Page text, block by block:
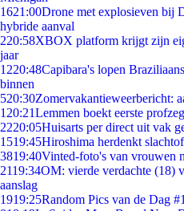
1621:00Drone met explosieven bij
hybride aanval
220:58XBOX platform krijgt zijn
jaar
1220:48Capibara's lopen
binnen
520:30Zomervakantieweerbericht:
1 20:21Lemmen boekt eerste
2220:05Huisarts per direct uit vak
1519:45Hiroshima herdenkt
3819:40Vinted-foto's van vrouwen
2119:34OM: vierde verdachte (18)
aanslag
1919:25Random Pics van de Dag